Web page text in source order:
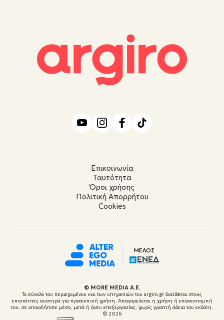
Επικοινωνία
Ταυτότητα
Όροι χρήσης
Πολιτική Απορρήτου
Cookies
ΜΕΛΟΣ
© ΜORE MEDIA Α.Ε.
Το σύνολο του περιεχομένου και των υπηρεσιών του argiro.gr διατίθεται στους
επισκέπτες αυστηρά για προσωπική χρήση. Απαγορεύεται η χρήση ή επανεκπομπή
του, σε οποιοδήποτε μέσο, μετά ή άνευ επεξεργασίας, χωρίς γραπτή άδεια του εκδότη.
© 2026